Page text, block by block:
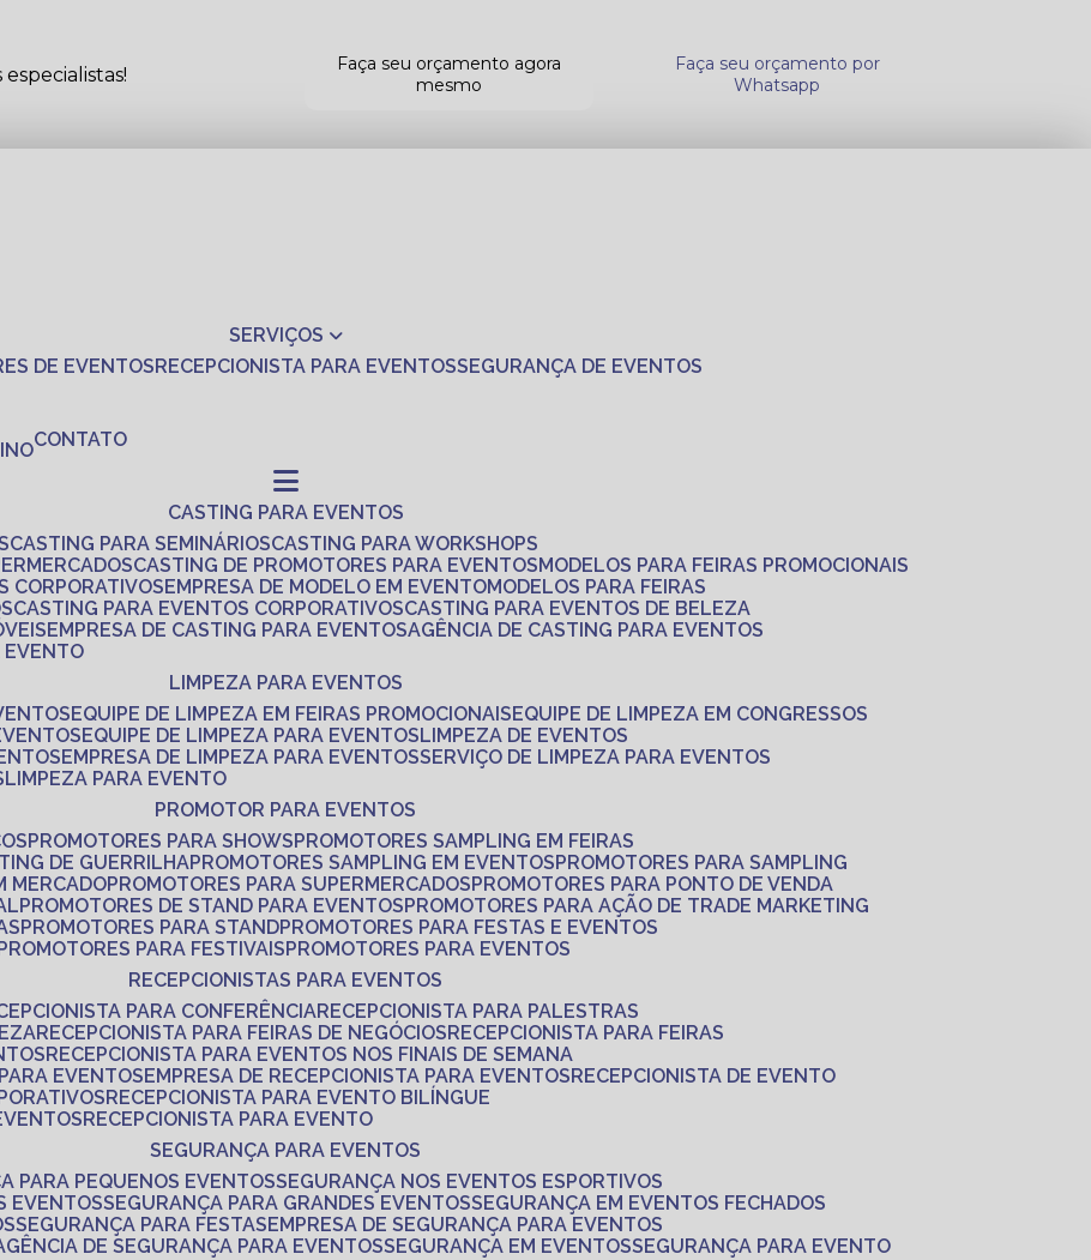
Faça seu orçamento agora
mesmo
Faça seu orçamento por
Whatsapp
SERVIÇOS
DE EVENTOS RECEPCIONISTA PARA EVENTOS SEGURANÇA DE EVENTOS
CONTATO
CASTING PARA EVENTOS
CASTING PARA SEMINÁRIOS
CASTING PARA WORKSHOPS
CASTING DE PROMOTORES PARA EVENTOS
MODELOS PARA FEIRAS PROMOCIONAIS
CORPORATIVOS
EMPRESA DE MODELO EM EVENTO
MODELOS PARA FEIRAS
CASTING PARA EVENTOS CORPORATIVOS
CASTING PARA EVENTOS DE BELEZA
EMPRESA DE CASTING PARA EVENTOS
AGÊNCIA DE CASTING PARA EVENTOS
EVENTO
LIMPEZA PARA EVENTOS
EQUIPE DE LIMPEZA EM FEIRAS PROMOCIONAIS
EQUIPE DE LIMPEZA EM CONGRESSOS
EQUIPE DE LIMPEZA PARA EVENTOS
LIMPEZA DE EVENTOS
EMPRESA DE LIMPEZA PARA EVENTOS SERVIÇO DE LIMPEZA PARA EVENTOS
LIMPEZA PARA EVENTO
PROMOTOR PARA EVENTOS
PROMOTORES PARA SHOWS
PROMOTORES SAMPLING EM FEIRAS
DE GUERRILHA PROMOTORES SAMPLING EM EVENTOS
PROMOTORES PARA SAMPLING
MERCADO PROMOTORES PARA SUPERMERCADOS
PROMOTORES PARA PONTO DE VENDA
PROMOTORES DE STAND PARA EVENTOS
PROMOTORES PARA AÇÃO DE TRADE MARKETING
PROMOTORES PARA STAND PROMOTORES PARA FESTAS E EVENTOS
PROMOTORES PARA FESTIVAIS
PROMOTORES PARA EVENTOS
RECEPCIONISTAS PARA EVENTOS
PARA CONFERÊNCIA
RECEPCIONISTA PARA PALESTRAS
RECEPCIONISTA PARA FEIRAS DE NEGÓCIOS
RECEPCIONISTA PARA FEIRAS
RECEPCIONISTA PARA EVENTOS NOS FINAIS DE SEMANA
EVENTOS
EMPRESA DE RECEPCIONISTA PARA EVENTOS
RECEPCIONISTA DE EVENTO
RECEPCIONISTA PARA EVENTO BILÍNGUE
RECEPCIONISTA PARA EVENTO
SEGURANÇA PARA EVENTOS
PARA PEQUENOS EVENTOS SEGURANÇA NOS EVENTOS ESPORTIVOS
EVENTOS SEGURANÇA PARA GRANDES EVENTOS SEGURANÇA EM EVENTOS FECHADOS
SEGURANÇA PARA FESTAS
EMPRESA DE SEGURANÇA PARA EVENTOS
AGÊNCIA DE SEGURANÇA PARA EVENTOS SEGURANÇA EM EVENTOS SEGURANÇA PARA EVENTO